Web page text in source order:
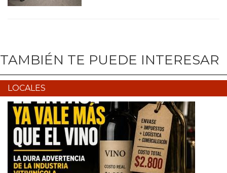
TAMBIÉN TE PUEDE INTERESAR
LOCALES